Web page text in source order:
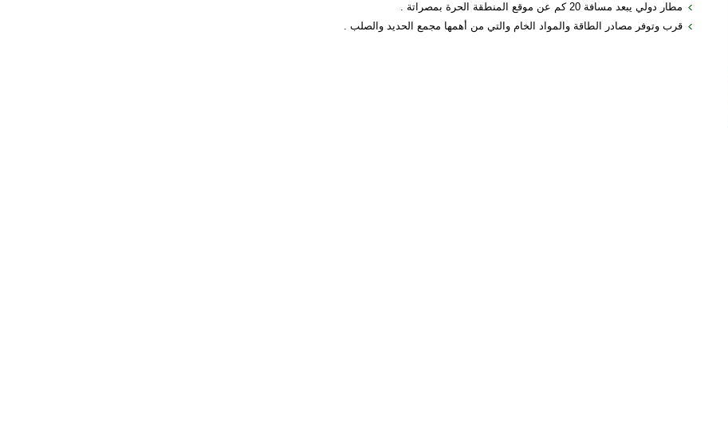
مطار دولي يبعد مسافة 20 كم عن موقع المنطقة الحرة بمصراتة .
قرب وتوفر مصادر الطاقة والمواد الخام والتي من أهمها مجمع الحديد والصلب .